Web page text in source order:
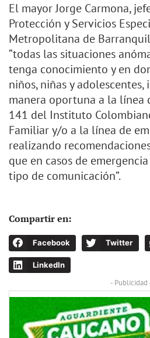
El mayor Jorge Carmona,
Protección y Servicios
Metropolitana de
“todas las situaciones
tenga conocimiento y en
niños, niñas y
manera oportuna a la línea
141 del Instituto
Familiar y/o a la línea de
realizando
que en casos de
tipo de comunicación”.
Compartir en:
Facebook Twitter
LinkedIn
- Publicidad